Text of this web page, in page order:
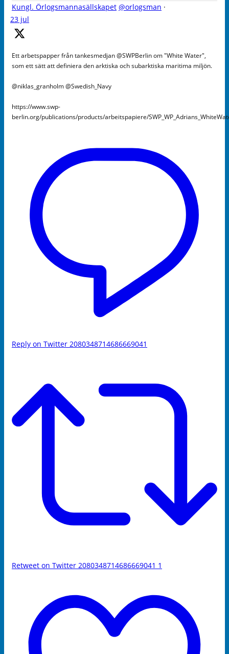
Kungl. Örlogsmannasällskapet @orlogsman ·
23 jul
Ett arbetspapper från tankesmedjan @SWPBerlin om "White Water",
som ett sätt att definiera den arktiska och subarktiska maritima miljön.
@niklas_granholm @Swedish_Navy
https://www.swp-
berlin.org/publications/products/arbeitspapiere/
Reply on Twitter 2080348714686669041
Retweet on Twitter 2080348714686669041 1